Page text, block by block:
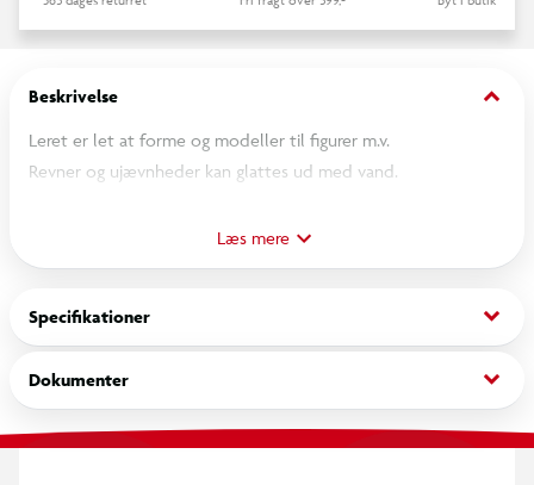
Beskrivelse keyboard_arrow_down
Leret er let at forme og modeller til figurer m.v.
Revner og ujævnheder kan glattes ud med vand.
Ikke beregnet til udendørsbrug brug eller som beholder med
Leret er et vegansk produkt og fra juli 2021 er produktet
Læs mere
Specifikationer keyboard_arrow_down
Dokumenter keyboard_arrow_down